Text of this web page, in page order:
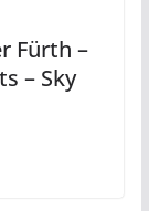
Fürth –
– Sky